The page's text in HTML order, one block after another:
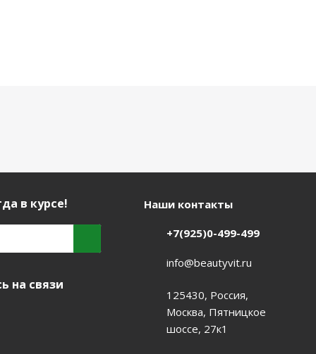
в курсе!
на связи
Наши контакты
+7(925)0-499-499
info@beautyvit.ru
125430, Россия,
Москва, Пятницкое
шоссе, 27к1